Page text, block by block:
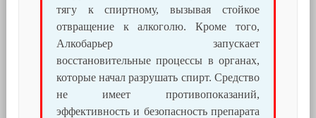
тягу к спиртному, вызывая стойкое
отвращение к алкоголю. Кроме того,
Алкобарьер запускает
восстановительные процессы в органах,
которые начал разрушать спирт. Средство
не имеет противопоказаний,
эффективность и безопасность препарата